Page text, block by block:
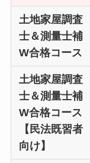
土地家屋調査
士＆測量士補
W合格コース
土地家屋調査
士＆測量士補
W合格コース
【民法既習者
向け】